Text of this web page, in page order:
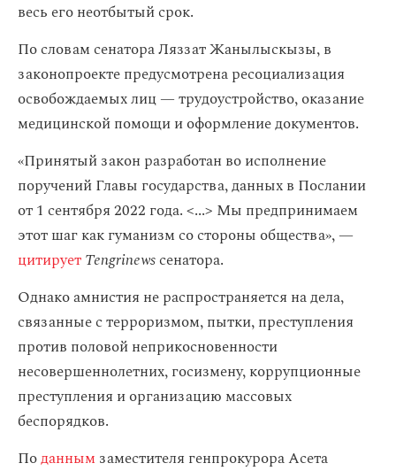
весь его неотбытый срок.
По словам сенатора Ляззат Жанылыскызы, в
законопроекте предусмотрена ресоциализация
освобождаемых лиц — трудоустройство, оказание
медицинской помощи и оформление документов.
«Принятый закон разработан во исполнение
поручений Главы государства, данных в Послании
от 1 сентября 2022 года. <...> Мы предпринимаем
этот шаг как гуманизм со стороны общества», —
цитируетTengrinewsсенатора.
Однако амнистия не распространяется на дела,
связанные с терроризмом, пытки, преступления
против половой неприкосновенности
несовершеннолетних, госизмену, коррупционные
преступления и организацию массовых
беспорядков.
Поданным заместителя генпрокурора Асета